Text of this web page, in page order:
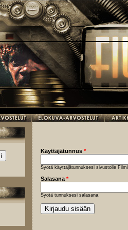
Käyttäjätunnus *
Syötä käyttäjätunnuksesi sivustolle
Salasana *
Syötä tunnuksesi salasana.